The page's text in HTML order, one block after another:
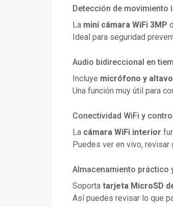
Detección de movimiento
La mini cámara WiFi 3MP
Ideal para seguridad
Audio bidireccional en
Incluye micrófono y
Una función muy útil para
Conectividad WiFi y
La cámara WiFi interior
Puedes ver en vivo,
Almacenamiento práctico
Soporta tarjeta MicroSD
Así puedes revisar lo que